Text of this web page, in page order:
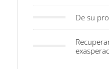
De su